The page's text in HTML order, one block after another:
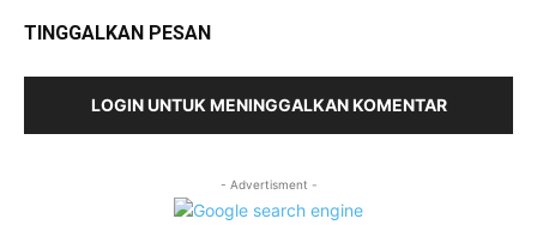
TINGGALKAN PESAN
LOGIN UNTUK MENINGGALKAN KOMENTAR
- Advertisment -